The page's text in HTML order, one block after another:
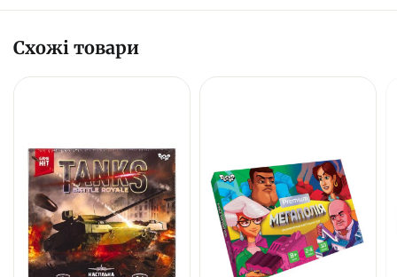
Кількість гравців: 2-4.
Розмір упаковки: 39 - 5 - 29 см
Упаковка: коробка;
Схожі товари